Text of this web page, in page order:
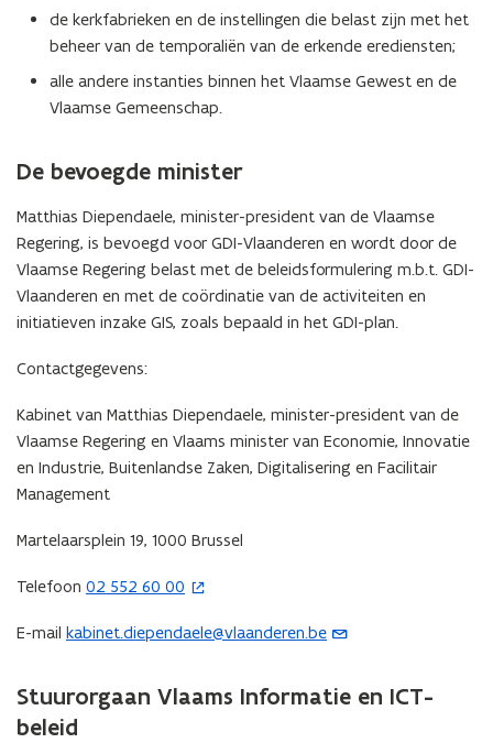
de kerkfabrieken en de instellingen die belast zijn met het
beheer van de temporaliën van de erkende erediensten;
alle andere instanties binnen het Vlaamse Gewest en de
Vlaamse Gemeenschap.
De bevoegde minister
Matthias Diependaele, minister-president van de Vlaamse
Regering, is bevoegd voor GDI-Vlaanderen en wordt door de
Vlaamse Regering belast met de beleidsformulering m.b.t. GDI-
Vlaanderen en met de coördinatie van de activiteiten en
initiatieven inzake GIS, zoals bepaald in het GDI-plan.
Contactgegevens:
Kabinet van Matthias Diependaele, minister-president van de
Vlaamse Regering en Vlaams minister van Economie, Innovatie
en Industrie, Buitenlandse Zaken, Digitalisering en Facilitair
Management
Martelaarsplein 19, 1000 Brussel
Telefoon 02 552 60 00
(
p
n
E-mail kabinet.diependaele@vlaanderen.be
(
n
Stuurorgaan Vlaams Informatie en ICT-
beleid